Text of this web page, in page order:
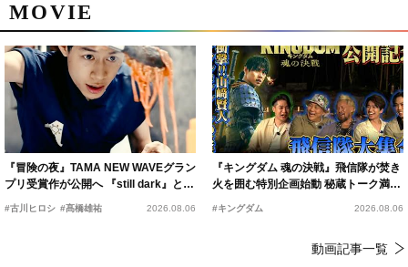
MOVIE
『冒険の夜』TAMA NEW WAVEグラン
プリ受賞作が公開へ 『still dark』と同
時上映決定
#古川ヒロシ #髙橋雄祐 2026.08.06
『キングダム 魂の決戦』飛信隊が焚き
火を囲む特別企画始動 秘蔵トーク満載
の“キングダムキャンプ”開催
#キングダム 2026.08.06
動画記事一覧